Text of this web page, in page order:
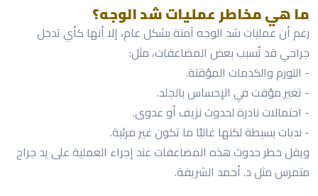
ما هي مخاطر عمليات شد الوجه؟
رغم أن عمليات شد الوجه آمنة بشكل عام، إلا أنها كأي تدخل
جراحي قد تُسبب بعض المضاعفات، مثل:
- التورم والكدمات المؤقتة.
- تغير مؤقت في الإحساس بالجلد.
- احتمالات نادرة لحدوث نزيف أو عدوى.
- ندبات بسيطة لكنها غالبًا ما تكون غير مرئية.
ويقل خطر حدوث هذه المضاعفات عند إجراء العملية على يد جراح
متمرس مثل د. أحمد الشريفة.